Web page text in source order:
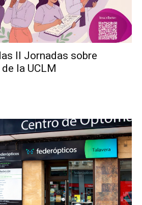
II Jornadas sobre
la UCLM